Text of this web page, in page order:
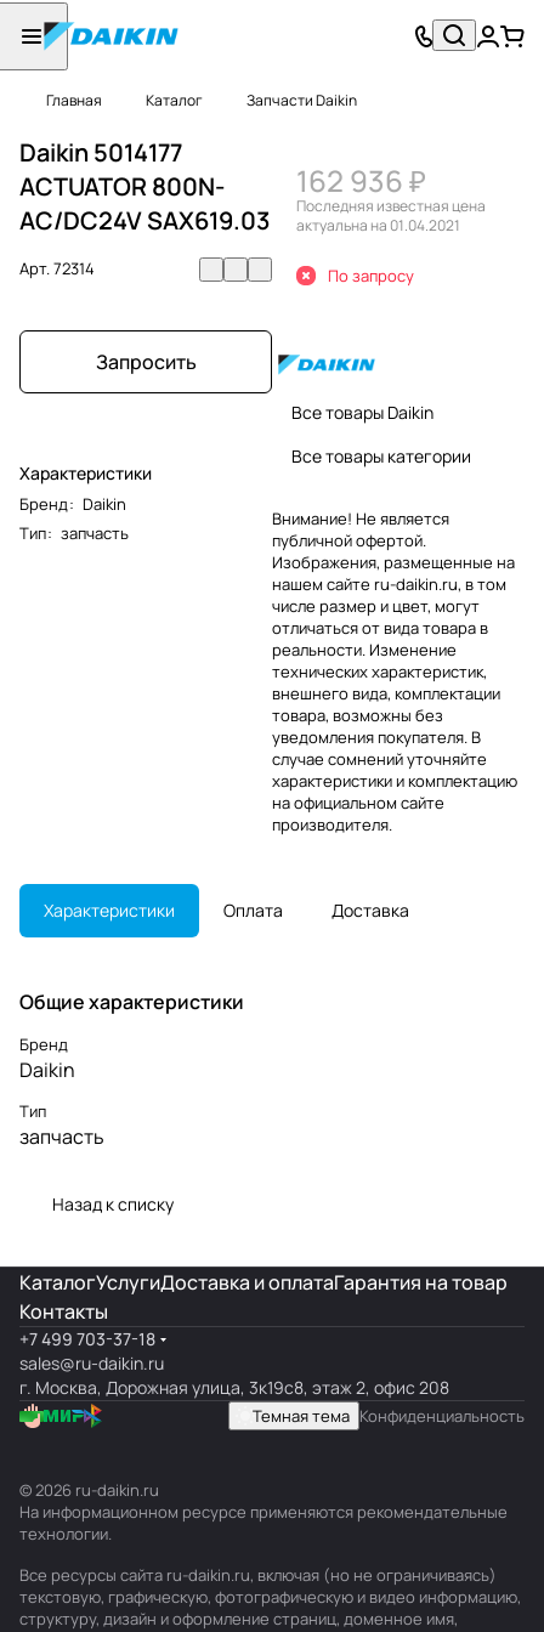
Главная Каталог Запчасти Daikin
Daikin 5014177
ACTUATOR 800N-
AC/DC24V SAX619.03
Арт.72314
Запросить
Характеристики
Бренд: Daikin
Тип: запчасть
162 936 ₽
Последняя известная цена
актуальна на 01.04.2021
По запросу
Все товары Daikin
Все товары категории
Внимание! Не является
публичной офертой.
Изображения, размещенные на
нашем сайте ru-daikin.ru, в том
числе размер и цвет, могут
отличаться от вида товара в
реальности. Изменение
технических характеристик,
внешнего вида, комплектации
товара, возможны без
уведомления покупателя. В
случае сомнений уточняйте
характеристики и комплектацию
на официальном сайте
производителя.
Характеристики Оплата Доставка
Общие характеристики
Бренд
Daikin
Тип
запчасть
Назад к списку
КаталогУслугиДоставка и оплатаГарантия на товар
Контакты
+7 499 703-37-18
sales@ru-daikin.ru
г. Москва, Дорожная улица, 3к19с8, этаж 2, офис 208
Темная тема Конфиденциальность
© 2026 ru-daikin.ru
На информационном ресурсе применяются рекомендательные
технологии.
Все ресурсы сайта ru-daikin.ru, включая (но не ограничиваясь)
текстовую, графическую, фотографическую и видео информацию,
структуру, дизайн и оформление страниц, доменное имя,